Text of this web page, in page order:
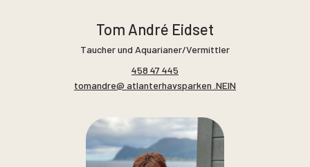
Tom André Eidset
Taucher und Aquarianer/Vermittler
458 47 445
tomandre@ atlanterhavsparken .NEIN